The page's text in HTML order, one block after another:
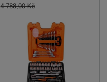
4 788,00 Kč